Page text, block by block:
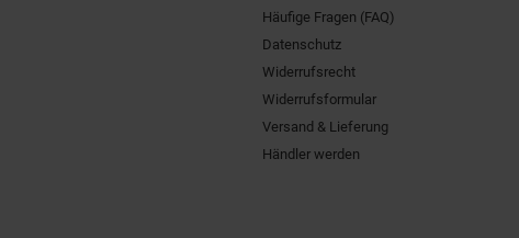
Häufige Fragen (FAQ)
Datenschutz
Widerrufsrecht
Widerrufsformular
Versand & Lieferung
Händler werden